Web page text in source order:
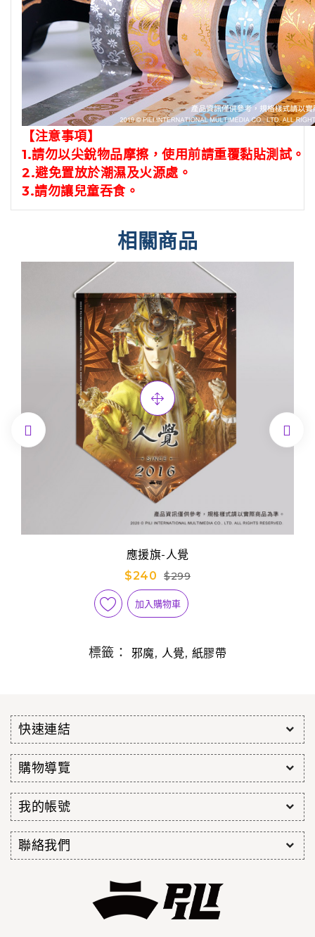
【注意事項】
1.請勿以尖銳物品摩擦， 使用前請重覆黏貼測試。
2.避免置放於潮濕及火源處。
3.請勿讓兒童吞食。
相關商品
應援旗-人覺
$240
$299
加入購物車
 
標籤： 邪魔, 人覺, 紙膠帶
快速連結
購物導覽
我的帳號
聯絡我們